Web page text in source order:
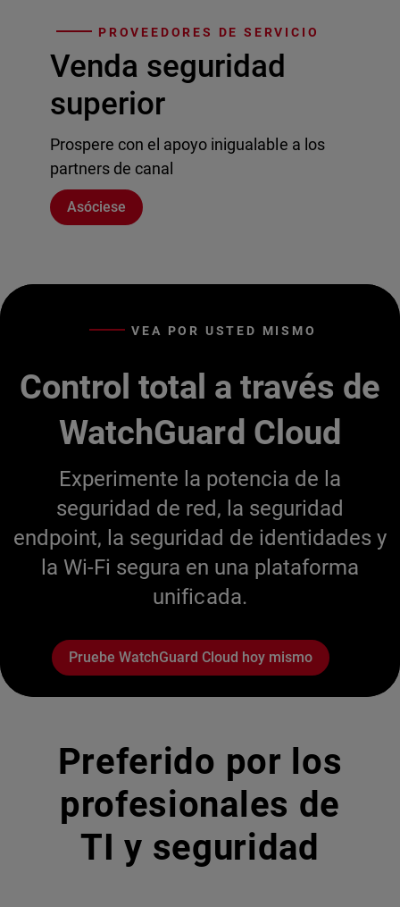
PROVEEDORES DE SERVICIO
Venda seguridad
superior
Prospere con el apoyo inigualable a los
partners de canal
Asóciese
VEA POR USTED MISMO
Control total a través de
WatchGuard Cloud
Experimente la potencia de la
seguridad de red, la seguridad
endpoint, la seguridad de identidades y
la Wi-Fi segura en una plataforma
unificada.
Pruebe WatchGuard Cloud hoy mismo
Preferido por los
profesionales de
TI y seguridad